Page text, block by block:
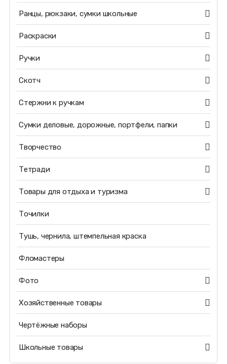
Ранцы, рюкзаки, сумки школьные
Раскраски
Ручки
Скотч
Стержни к ручкам
Сумки деловые, дорожные, портфели, папки
Творчество
Тетради
Товары для отдыха и туризма
Точилки
Тушь, чернила, штемпельная краска
Фломастеры
Фото
Хозяйственные товары
Чертёжные наборы
Школьные товары